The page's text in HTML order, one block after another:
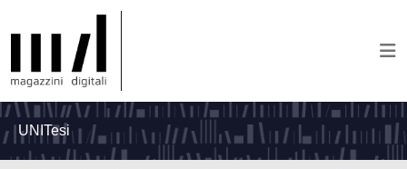
UNITesi